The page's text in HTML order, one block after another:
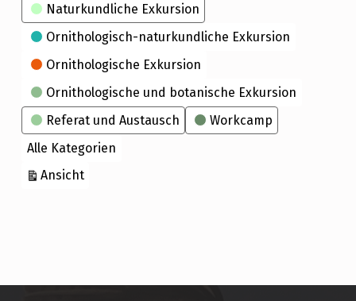
Naturkundliche Exkursion
Ornithologisch-naturkundliche Exkursion
Ornithologische Exkursion
Ornithologische und botanische Exkursion
Referat und Austausch
Workcamp
Alle Kategorien
Ansichtausdrucken